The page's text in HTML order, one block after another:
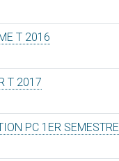
T 2016
T 2017
PC 1ER SEMESTRE